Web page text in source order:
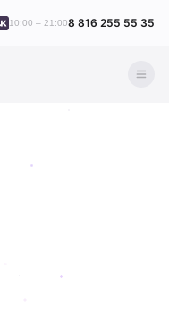
10:00 – 21:008 816 255 55 35